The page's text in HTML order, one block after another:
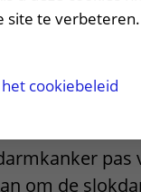
en
en veiligheid
pas
om de
site te verbeteren.
cookiebeleid